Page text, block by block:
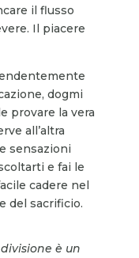
il flusso
Il piacere
dogmi
provare la vera
all’altra
sensazioni
e fai le
cadere nel
del sacrificio.
è un